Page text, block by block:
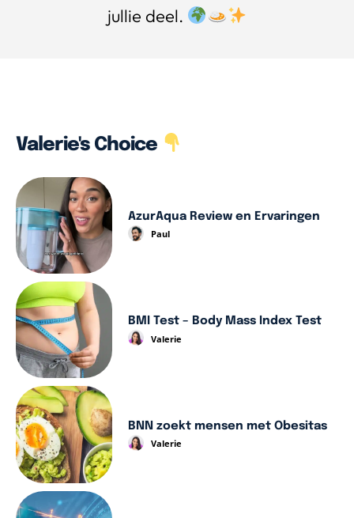
jullie deel.
Valerie's Choice
AzurAqua Review en Ervaringen
Paul
BMI Test – Body Mass Index Test
Valerie
BNN zoekt mensen met Obesitas
Valerie